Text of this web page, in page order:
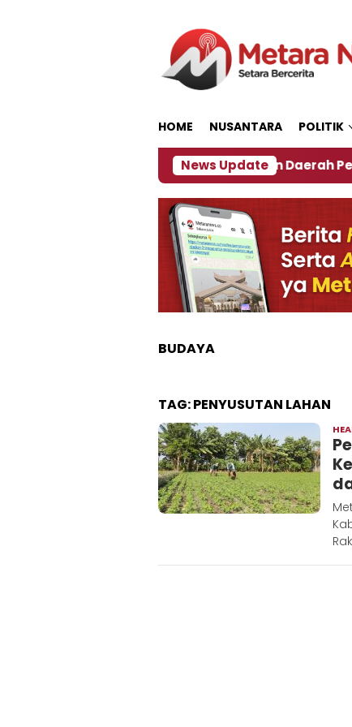
HOME NUSANTARA POLITIK
News Update
‎Soal Rencana Pinjaman Daerah Pemkab
BUDAYA
TAG:PENYUSUTAN LAHAN